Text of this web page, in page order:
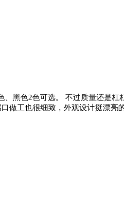
黑色2色可选。 不过质量还是杠
做工也很细致，外观设计挺漂亮